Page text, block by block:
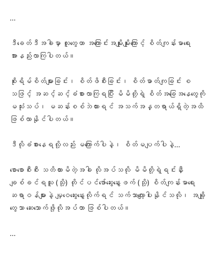
…
ဒီခေတ်ဒီအခါမှာ လူတွေဟာ အကြောင်းအမျိုးမျိုးကြောင့် စိတ်ကျန်းမာရေး
အားနည်းလာကြပါတယ်။
စိုးရိမ်စိတ်များခြင်း၊ စိတ်ဖိစီးခြင်း၊ စိတ်ဓာတ်ကျခြင်း စ
သဖြင့် အဆင့်ဆင့်ခံစားလာကြရပြီး မိမိတို့ရဲ့ စိတ်အခြေအနေတွေကို
မသုံးသပ်၊ မဆန်းစစ်ဘဲထားရင် အသက်အန္တရာယ်ရှိတဲ့အထိ
ဖြစ်လာနိုင်ပါတယ်။
ဒီလိုခံစားနေရလို့လည်း မကြောက်ပါနဲ့၊ စိတ်မပျက်ပါနဲ့…
စောစောစီးစီး သတိထားမိတဲ့အခါ လိုအပ်သလို မိမိတို့ရဲ့ရင်းနှီး
ချစ်ခင်ရသူ (သို့) တိုင်ပင်ဖော်ဆွေးနွေးဖက် (သို့) စိတ်ကျန်းမာရေး
ဆရာဝန်များနဲ့ မျှဝေဆွေးနွေးလိုက်ရင် သက်သာလျော့ပါးနိုင်သလို၊ အချို့
တွေသာ ဆေးသောက်ဖို့လိုအပ်တာ ဖြစ်ပါတယ်။
…